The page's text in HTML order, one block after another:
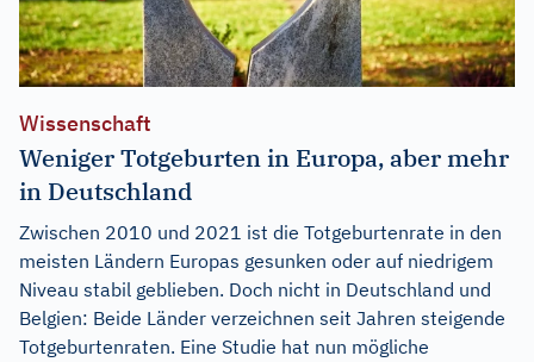
Wissenschaft
Weniger Totgeburten in Europa, aber mehr
in Deutschland
Zwischen 2010 und 2021 ist die Totgeburtenrate in den
meisten Ländern Europas gesunken oder auf niedrigem
Niveau stabil geblieben. Doch nicht in Deutschland und
Belgien: Beide Länder verzeichnen seit Jahren steigende
Totgeburtenraten. Eine Studie hat nun mögliche